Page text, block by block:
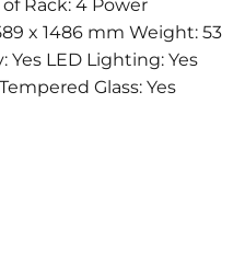
x 1486 mm Weight: 53
Yes LED Lighting: Yes
Glass: Yes